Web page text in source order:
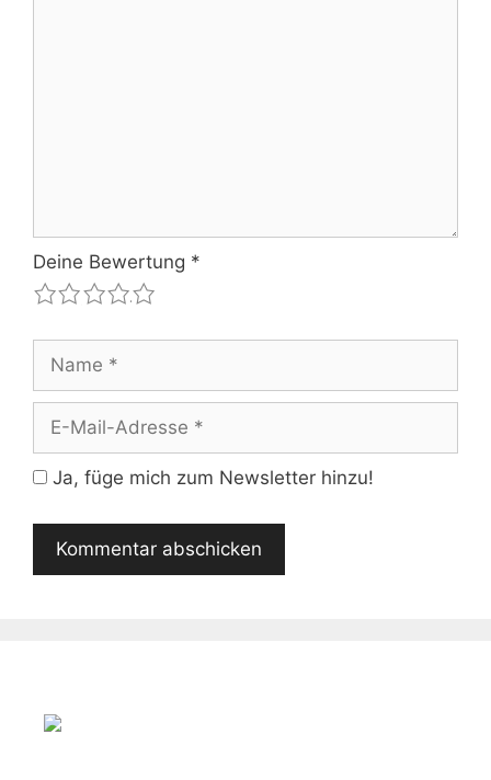
Deine Bewertung *
4
3
2
1
Name
Adresse
Ja, füge mich zum Newsletter hinzu!